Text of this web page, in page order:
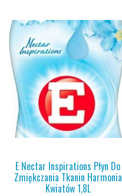
E Nectar Inspirations Płyn Do
Zmiękczania Tkanin Harmonia
Kwiatów 1,8L